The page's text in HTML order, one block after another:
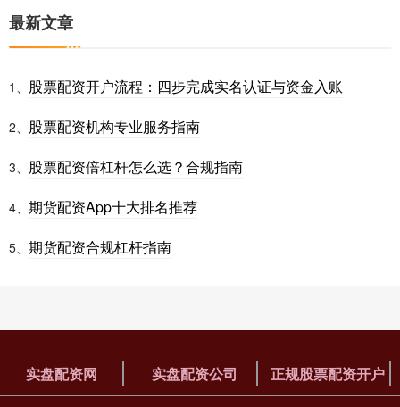
最新文章
1、 股票配资开户流程：四步完成实名认证与资金入账
2、 股票配资机构专业服务指南
3、 股票配资倍杠杆怎么选？合规指南
4、 期货配资App十大排名推荐
5、 期货配资合规杠杆指南
实盘配资网 实盘配资公司 正规股票配资开户